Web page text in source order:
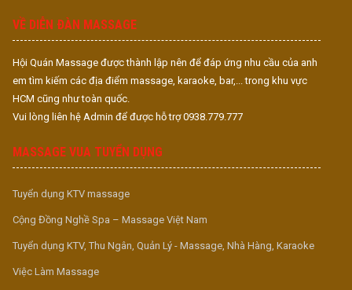
VỀ DIỄN ĐÀN MASSAGE
Hội Quán Massage được thành lập nên để đáp ứng nhu cầu của anh
em tìm kiếm các địa điểm massage, karaoke, bar,... trong khu vực
HCM cũng như toàn quốc.
Vui lòng liên hệ Admin để được hỗ trợ 0938.779.777
MASSAGE VUA TUYỂN DỤNG
Tuyển dụng KTV massage
Cộng Đồng Nghề Spa – Massage Việt Nam
Tuyển dụng KTV, Thu Ngân, Quản Lý - Massage, Nhà Hàng, Karaoke
Việc Làm Massage